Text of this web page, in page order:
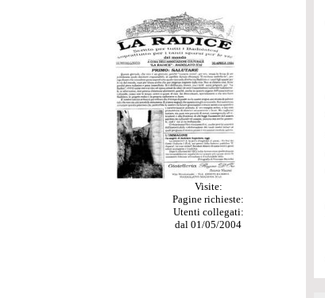
Visite:
Pagine richieste:
Utenti collegati:
dal 01/05/2004